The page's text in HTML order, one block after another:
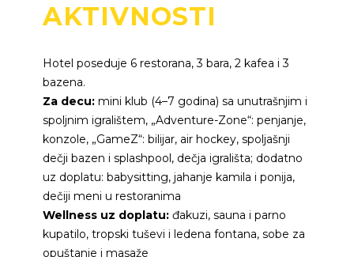
AKTIVNOSTI
Hotel poseduje 6 restorana, 3 bara, 2 kafea i 3
bazena.
Za decu: mini klub (4–7 godina) sa unutrašnjim i
spoljnim igralištem, „Adventure-Zone“: penjanje,
konzole, „GameZ“: bilijar, air hockey, spoljašnji
dečji bazen i splashpool, dečja igrališta; dodatno
uz doplatu: babysitting, jahanje kamila i ponija,
dečiji meni u restoranima
Wellness uz doplatu: đakuzi, sauna i parno
kupatilo, tropski tuševi i ledena fontana, sobe za
opuštanje i masaže